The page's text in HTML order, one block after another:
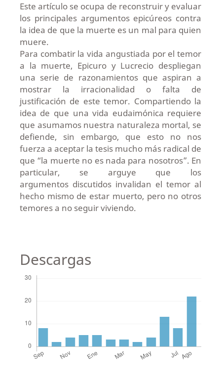
Este artículo se ocupa de reconstruir y evaluar
los principales argumentos epicúreos contra
la idea de que la muerte es un mal para quien
muere.
Para combatir la vida angustiada por el temor
a la muerte, Epicuro y Lucrecio despliegan
una serie de razonamientos que aspiran a
mostrar la irracionalidad o falta de
justificación de este temor. Compartiendo la
idea de que una vida eudaimónica requiere
que asumamos nuestra naturaleza mortal, se
defiende, sin embargo, que esto no nos
fuerza a aceptar la tesis mucho más radical de
que “la muerte no es nada para nosotros”. En
particular, se arguye que los
argumentos discutidos invalidan el temor al
hecho mismo de estar muerto, pero no otros
temores a no seguir viviendo.
Descargas